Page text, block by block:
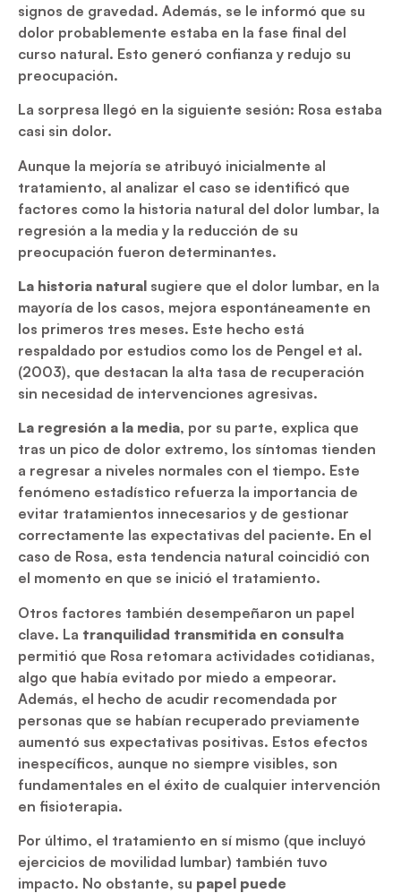
signos de gravedad. Además, se le informó que su
dolor probablemente estaba en la fase final del
curso natural. Esto generó confianza y redujo su
preocupación.
La sorpresa llegó en la siguiente sesión: Rosa estaba
casi sin dolor.
Aunque la mejoría se atribuyó inicialmente al
tratamiento, al analizar el caso se identificó que
factores como la historia natural del dolor lumbar, la
regresión a la media y la reducción de su
preocupación fueron determinantes.
La historia natural sugiere que el dolor lumbar, en la
mayoría de los casos, mejora espontáneamente en
los primeros tres meses. Este hecho está
respaldado por estudios como los de Pengel et al.
(2003), que destacan la alta tasa de recuperación
sin necesidad de intervenciones agresivas.
La regresión a la media, por su parte, explica que
tras un pico de dolor extremo, los síntomas tienden
a regresar a niveles normales con el tiempo. Este
fenómeno estadístico refuerza la importancia de
evitar tratamientos innecesarios y de gestionar
correctamente las expectativas del paciente. En el
caso de Rosa, esta tendencia natural coincidió con
el momento en que se inició el tratamiento.
Otros factores también desempeñaron un papel
clave. La tranquilidad transmitida en consulta
permitió que Rosa retomara actividades cotidianas,
algo que había evitado por miedo a empeorar.
Además, el hecho de acudir recomendada por
personas que se habían recuperado previamente
aumentó sus expectativas positivas. Estos efectos
inespecíficos, aunque no siempre visibles, son
fundamentales en el éxito de cualquier intervención
en fisioterapia.
Por último, el tratamiento en sí mismo (que incluyó
ejercicios de movilidad lumbar) también tuvo
impacto. No obstante, su papel puede